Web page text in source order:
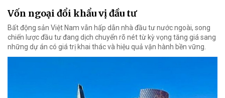
Vốn ngoại đổi khẩu vị đầu tư
Bất động sản Việt Nam vẫn hấp dẫn nhà đầu tư nước ngoài, song
chiến lược đầu tư đang dịch chuyển rõ nét từ kỳ vọng tăng giá sang
những dự án có giá trị khai thác và hiệu quả vận hành bền vững.